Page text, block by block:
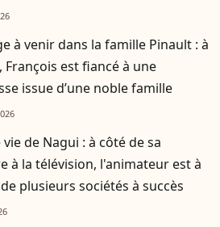
à venir dans la famille Pinault : à
François est fiancé à une
issue d’une noble famille
vie de Nagui : à côté de sa
à la télévision, l'animateur est à
plusieurs sociétés à succès